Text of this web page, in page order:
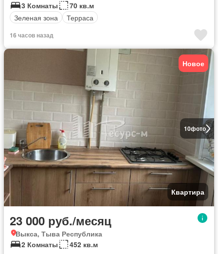
3 Комнаты
70 кв.м
Зеленая зона
Терраса
16 часов назад
10фото
Новое
Квартира
23 000 руб./месяц
Выкса, Тыва Республика
2 Комнаты
452 кв.м